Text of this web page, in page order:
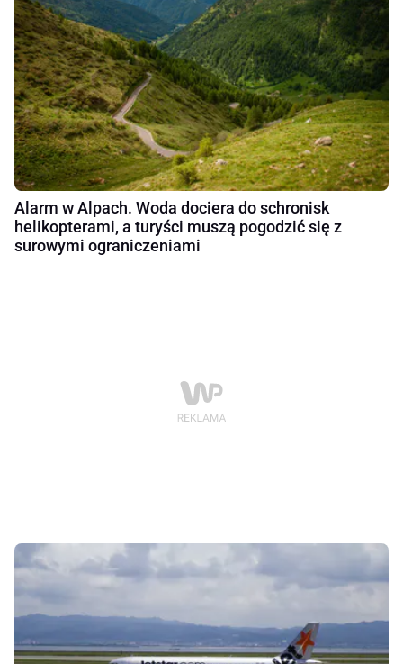
Alarm w Alpach. Woda dociera do schronisk
helikopterami, a turyści muszą pogodzić się z
surowymi ograniczeniami